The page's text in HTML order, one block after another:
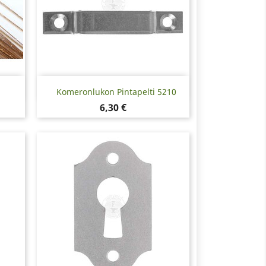
Komeronlukon Pintapelti 5210
Hinta
6,30 €
Pikakatselu